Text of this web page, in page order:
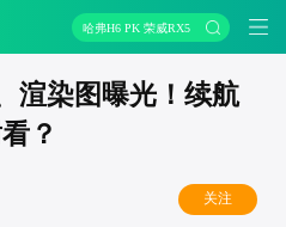
哈弗H6 PK 荣威RX5
渲染图曝光！续航
？
关注